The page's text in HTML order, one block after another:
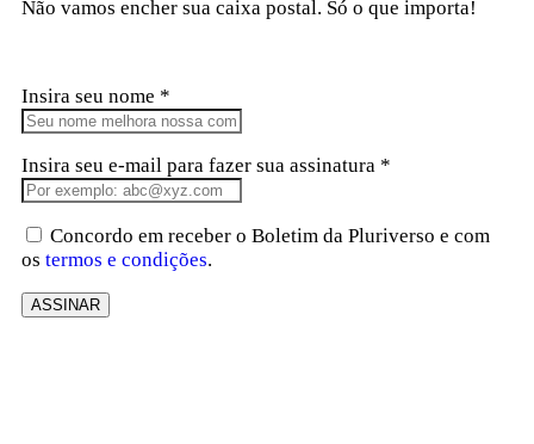
Não vamos encher sua caixa postal. Só o que importa!
Insira seu nome *
Insira seu e-mail para fazer sua assinatura *
Concordo em receber o Boletim da Pluriverso e com
os termos e condições.